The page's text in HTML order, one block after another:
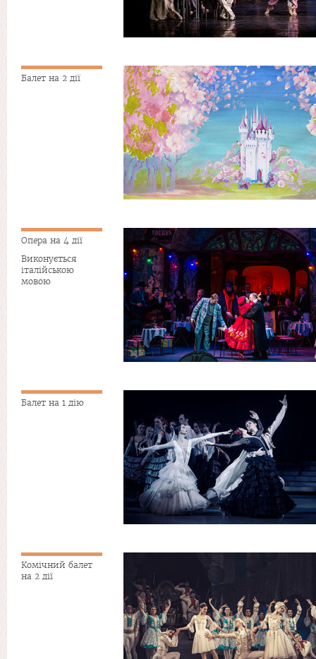
Балет на 2 дії
Опера на 4 дії
Виконується
італійською
мовою
Балет на 1 дію
Комічний балет
на 2 дії